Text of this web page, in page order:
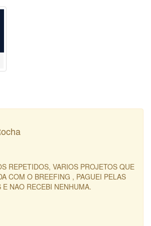
REPETIDOS, VARIOS PROJETOS QUE
COM O BREEFING , PAGUEI PELAS
NAO RECEBI NENHUMA.